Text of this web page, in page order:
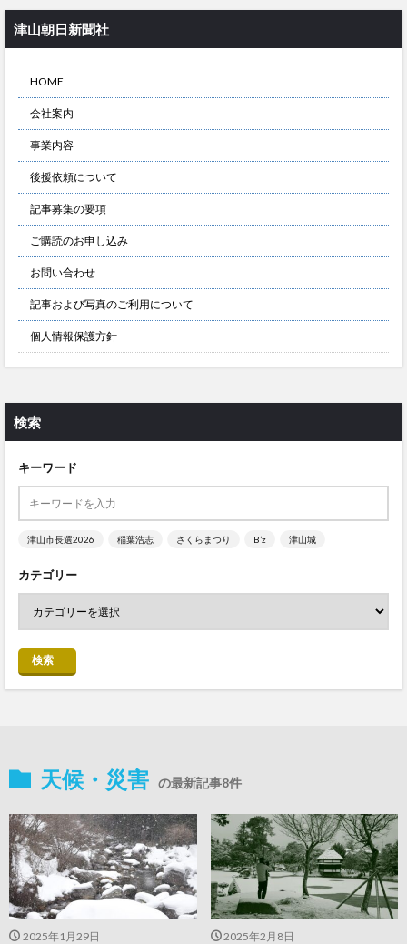
津山朝日新聞社
HOME
会社案内
事業内容
後援依頼について
記事募集の要項
ご購読のお申し込み
お問い合わせ
記事および写真のご利用について
個人情報保護方針
検索
キーワード
津山市長選2026 稲葉浩志 さくらまつり B’z 津山城
カテゴリー
検索
天候・災害 の最新記事8件
2025年2月8日
2025年1月29日